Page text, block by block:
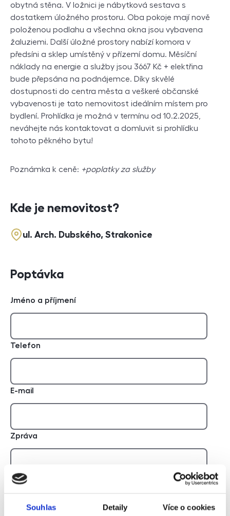
Souhlas Detaily Více o cookies
obytná stěna. V ložnici je nábytková sestava s
dostatkem úložného prostoru. Oba pokoje mají nově
položenou podlahu a všechna okna jsou vybavena
žaluziemi. Další úložné prostory nabízí komora v
předsíni a sklep umístěný v přízemí domu. Měsíční
náklady na energie a služby jsou 3667 Kč + elektřina
bude přepsána na podnájemce. Díky skvělé
dostupnosti do centra města a veškeré občanské
vybavenosti je tato nemovitost ideálním místem pro
bydlení. Prohlídka je možná v termínu od 10.2.2025,
neváhejte nás kontaktovat a domluvit si prohlídku
tohoto pěkného bytu!
Poznámka k ceně: +poplatky za služby
Kde je nemovitost?
ul. Arch. Dubského, Strakonice
Poptávka
Jméno a příjmení
Telefon
E-mail
Zpráva